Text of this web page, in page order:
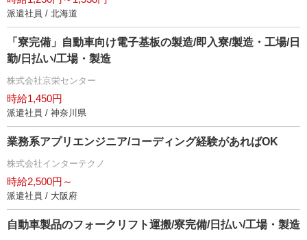
派遣社員 / 北海道
「寮完備」自動車向け電子基板の製造/即入寮/製造・工場/日
勤/日払い/工場・製造
株式会社京栄センター
時給1,450円
派遣社員 / 神奈川県
業務系アプリエンジニア/コーディング経験があればOK
株式会社インターテクノ
時給2,500円～
派遣社員 / 大阪府
自動車製品のフォークリフト運搬/寮完備/日払い/工場・製造